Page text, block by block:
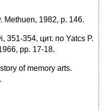
Methuen, 1982, p. 146.
351-354, цит. по Yatcs P.
pp. 17-18.
of memory arts.